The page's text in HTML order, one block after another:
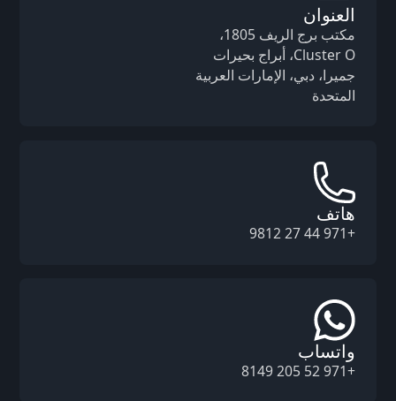
العنوان
مكتب برج الريف 1805،
Cluster O، أبراج بحيرات
جميرا، دبي، الإمارات العربية
المتحدة
هاتف
+971 44 27 9812
واتساب
+971 52 205 8149